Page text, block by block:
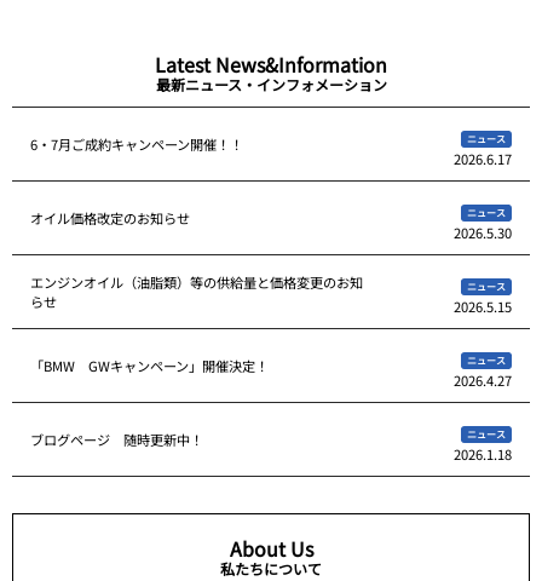
Latest News&Information
最新ニュース・インフォメーション
6・7月ご成約キャンペーン開催！！ ニュース
2026.6.17
オイル価格改定のお知らせ ニュース
2026.5.30
エンジンオイル（油脂類）等の供給量と価格変更のお知
らせ
ニュース
2026.5.15
「BMW GWキャンペーン」開催決定！ ニュース
2026.4.27
ブログページ 随時更新中！ ニュース
2026.1.18
About Us
私たちについて